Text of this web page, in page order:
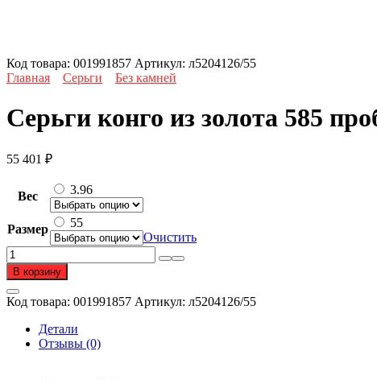
Код товара: 001991857 Артикул: л5204126/55
Главная
Серьги Без камней
Серьги конго из золота 585
55 401 ₽
Вес 3.96
Размер
55
Очистить
Количество
товара
Серьги
конго
из
золота
пробы
В корзину
Код товара: 001991857 Артикул: л5204126/55
Детали
Отзывы (0)